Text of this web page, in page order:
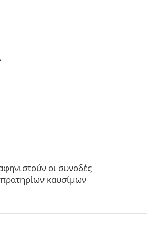
οι συνοδές
καυσίμων